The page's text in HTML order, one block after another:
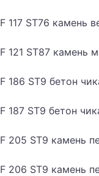
F 117 ST76 камень
F 121 ST87 камень
F 186 ST9 бетон
F 187 ST9 бетон
F 205 ST9 камень
F 206 ST9 камень